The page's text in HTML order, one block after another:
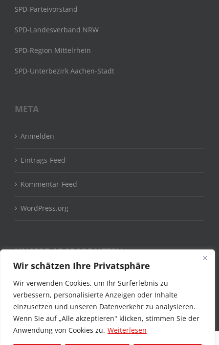
Wir schätzen Ihre Privatsphäre
Wir verwenden Cookies, um Ihr Surferlebnis zu
verbessern, personalisierte Anzeigen oder Inhalte
einzusetzen und unseren Datenverkehr zu analysieren.
Wenn Sie auf „Alle akzeptieren" klicken, stimmen Sie der
Anwendung von Cookies zu. Weiterlesen
SPD-Parteivorstand
SPD-Landesverband NRW
SPD-Region Mittelrhein
SPD-Unterbezirk Aachen-Stadt
META
Anmelden
Eintrags-Feed
Kommentar-Feed
WordPress.org
UNSERE ABGEORDNETEN
Claudia Moll MdB
Stefan Kämmerling MdL